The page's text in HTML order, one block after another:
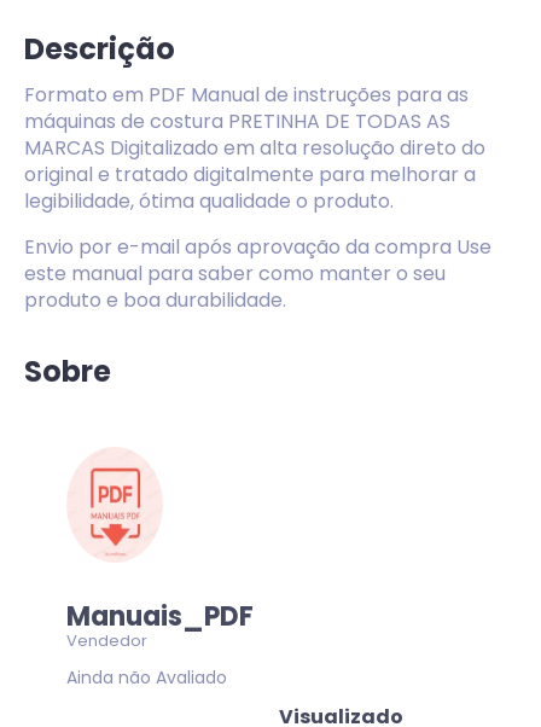
Descrição
Formato em PDF Manual de instruções para as
máquinas de costura PRETINHA DE TODAS AS
MARCAS Digitalizado em alta resolução direto do
original e tratado digitalmente para melhorar a
legibilidade, ótima qualidade o produto.
Envio por e-mail após aprovação da compra Use
este manual para saber como manter o seu
produto e boa durabilidade.
Sobre
Manuais_PDF
Vendedor
Ainda não Avaliado
Visualizado